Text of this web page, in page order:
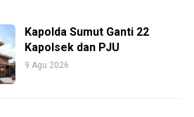
Kapolda Sumut Ganti 22
Kapolsek dan PJU
9 Agu 2026